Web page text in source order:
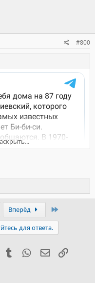
#800
Вперёд
для ответа.
PinterestTumblr WhatsApp